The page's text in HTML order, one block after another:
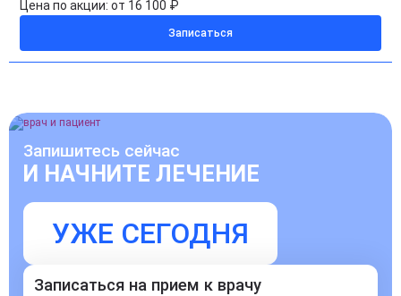
Цена по акции: от 16 100 ₽
Записаться
Запишитесь сейчас
И НАЧНИТЕ ЛЕЧЕНИЕ
УЖЕ СЕГОДНЯ
Записаться на прием к врачу